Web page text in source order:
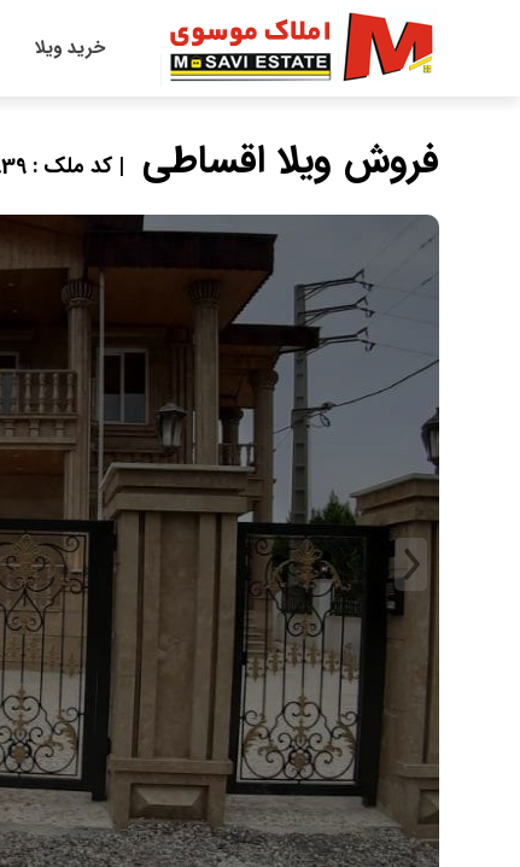
خرید ویلا
فروش ویلا اقساطی | کد ملک : 79839